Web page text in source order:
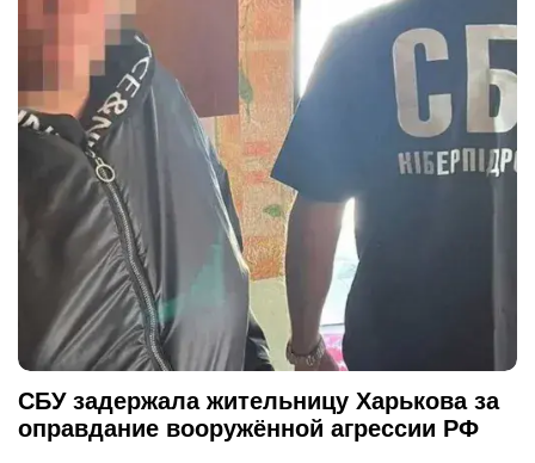
СБУ задержала жительницу Харькова за
оправдание вооружённой агрессии РФ